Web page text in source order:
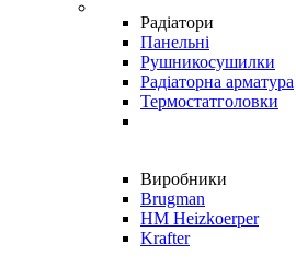
Радіатори
Панельні
Рушникосушилки
Радіаторна арматура
Термостатголовки
Виробники
Brugman
HM Heizkoerper
Krafter